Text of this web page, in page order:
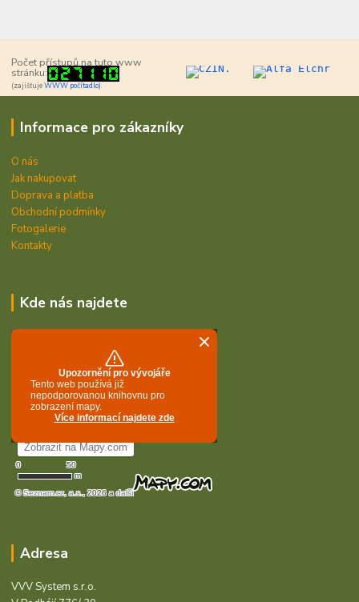
Počet přístupů na tuto www
stránku:
(zajišťujeWWW počítadlo)
Informace pro zákazníky
O nás
Jak nakupovat
Doprava a platba
Obchodní podmínky
Fotogalerie
Kontakty
Kde nás najdete
Adresa
VVV System s.r.o.